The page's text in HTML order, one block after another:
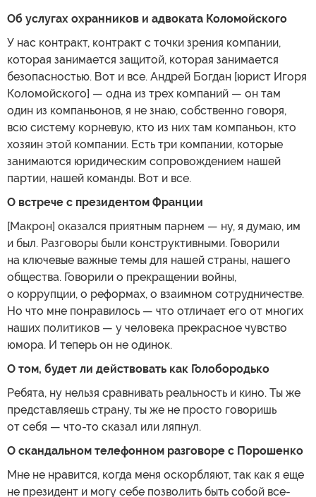
Об услугах охранников и адвоката Коломойского
У нас контракт, контракт с точки зрения компании,
которая занимается защитой, которая занимается
безопасностью. Вот и все. Андрей Богдан [юрист Игоря
Коломойского] — одна из трех компаний — он там
один из компаньонов, я не знаю, собственно говоря,
всю систему корневую, кто из них там компаньон, кто
хозяин этой компании. Есть три компании, которые
занимаются юридическим сопровождением нашей
партии, нашей команды. Вот и все.
О встрече с президентом Франции
[Макрон] оказался приятным парнем — ну, я думаю, им
и был. Разговоры были конструктивными. Говорили
на ключевые важные темы для нашей страны, нашего
общества. Говорили о прекращении войны,
о коррупции, о реформах, о взаимном сотрудничестве.
Но что мне понравилось — что отличает его от многих
наших политиков — у человека прекрасное чувство
юмора. И теперь он не одинок.
О том, будет ли действовать как Голобородько
Ребята, ну нельзя сравнивать реальность и кино. Ты же
представляешь страну, ты же не просто говоришь
от себя — что-то сказал или ляпнул.
О скандальном телефонном разговоре с Порошенко
Мне не нравится, когда меня оскорбляют, так как я еще
не президент и могу себе позволить быть собой все-